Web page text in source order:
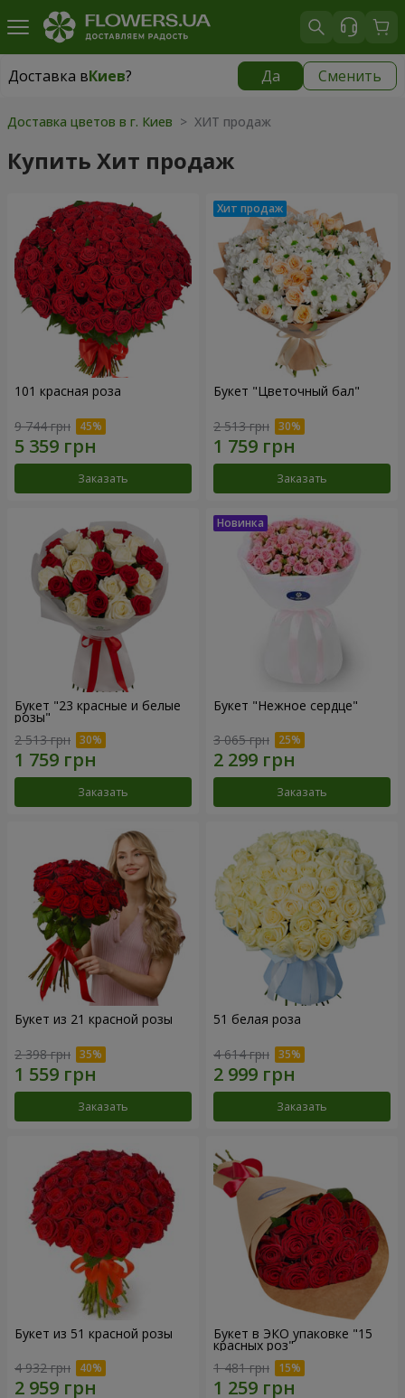
Доставка вКиев? Да Сменить
Доставка вКиев
Доставка цветов в г. Киев > ХИТ продаж
Купить Хит продаж
101 красная роза
9 744 грн
Заказать
Букет "Цветочный бал"
2 513 грн
Заказать
Букет "23 красные и белые
розы"
2 513 грн
Заказать
Букет "Нежное сердце"
3 065 грн
Заказать
Букет из 21 красной розы
2 398 грн
Заказать
51 белая роза
4 614 грн
Заказать
Букет из 51 красной розы
4 932 грн
Букет в ЭКО упаковке "15
красных роз"
1 481 грн